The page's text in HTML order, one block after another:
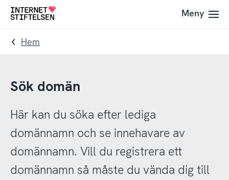
Till
navigering
Till
innehåll
Till
Meny
Hem
Sök domän
Här kan du söka efter lediga
domännamn och se innehavare av
domännamn. Vill du registrera ett
domännamn så måste du vända dig till